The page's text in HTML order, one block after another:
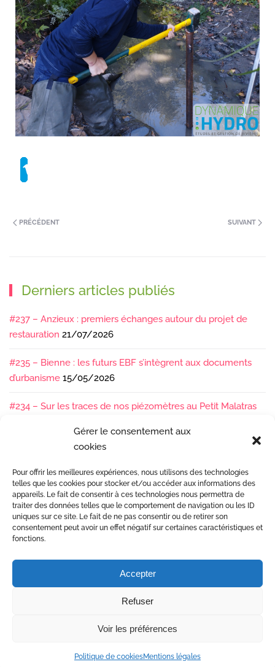
Gérer le consentement aux
cookies
Pour offrir les meilleures expériences, nous utilisons des technologies
telles que les cookies pour stocker et/ou accéder aux informations des
appareils. Le fait de consentir à ces technologies nous permettra de
traiter des données telles que le comportement de navigation ou les ID
uniques sur ce site. Le fait de ne pas consentir ou de retirer son
consentement peut avoir un effet négatif sur certaines caractéristiques et
fonctions.
Accepter
Refuser
Voir les préférences
Politique de cookiesMentions légales
PRÉCÉDENT SUIVANT
Derniers articles publiés
#237 – Anzieux : premiers échanges autour du projet de
restauration 21/07/2026
#235 – Bienne : les futurs EBF s’intègrent aux documents
d’urbanisme 15/05/2026
#234 – Sur les traces de nos piézomètres au Petit Malatras
#233 – Les sédiments, ça se suit en équipe !
#232 – Sur le terrain avec l’Isère : ça bouge sous nos pieds !
07/04/2026
Etudes et gestion des rivières
© Copyright 2017 Dynamique Hydro •